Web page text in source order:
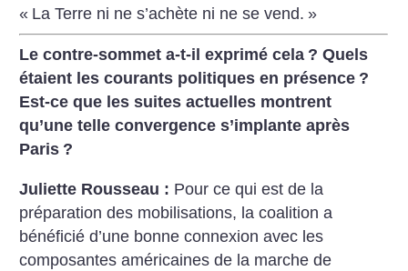
« La Terre ni ne s’achète ni ne se vend. »
Le contre-sommet a-t-il exprimé cela ? Quels
étaient les courants politiques en présence ?
Est-ce que les suites actuelles montrent
qu’une telle convergence s’implante après
Paris ?
Juliette Rousseau : Pour ce qui est de la
préparation des mobilisations, la coalition a
bénéficié d’une bonne connexion avec les
composantes américaines de la marche de